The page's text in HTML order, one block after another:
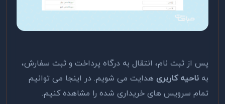
پس از ثبت نام، انتقال به درگاه پرداخت و ثبت سفارش،
به ناحیه کاربری هدایت می شویم. در اینجا می توانیم
تمام سرویس های خریداری شده را مشاهده کنیم.